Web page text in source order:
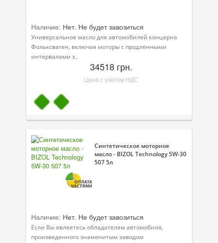
Наличие: Нет. Не будет завозиться
Универсальное масло для автомобилей концерна
Фольксваген, включая моторы с продлёнными
интервалами з..
34518 грн.
Цена с учётом НДС
Синтетическое моторное
масло - BIZOL Technology 5W-30
507 5л
Наличие: Нет. Не будет завозиться
Если Вы являетесь обладателем автомобиля,
произведенного знаменитым заводом